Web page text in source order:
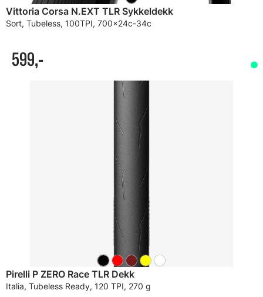
Vittoria Corsa N.EXT TLR Sykkeldekk
Sort, Tubeless, 100TPI, 700x24c-34c
599,-
Pirelli P ZERO Race TLR Dekk
Italia, Tubeless Ready, 120 TPI, 270 g